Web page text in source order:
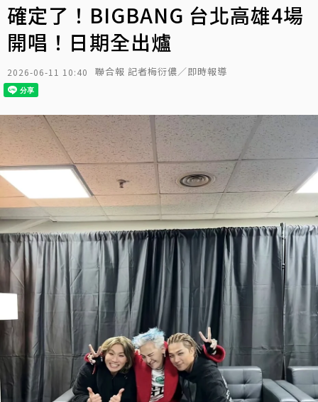
確定了！BIGBANG 台北高雄4場
開唱！日期全出爐
2026-06-11 10:40 聯合報 記者梅衍儂／即時報導